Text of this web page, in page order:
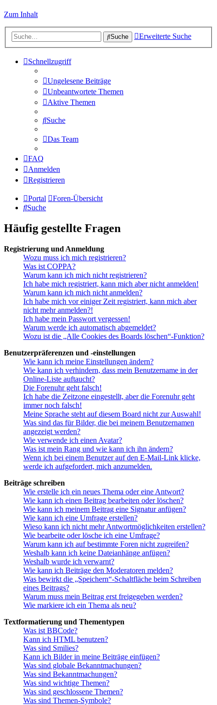
Zum Inhalt
Suche Erweiterte Suche
Schnellzugriff
Ungelesene Beiträge
Unbeantwortete Themen
Aktive Themen
Suche
Das Team
FAQ
Anmelden
Registrieren
Portal
Foren-Übersicht
Suche
Häufig gestellte Fragen
Registrierung und Anmeldung
Wozu muss ich mich registrieren?
Was ist COPPA?
Warum kann ich mich nicht registrieren?
Ich habe mich registriert, kann mich aber nicht anmelden!
Warum kann ich mich nicht anmelden?
Ich habe mich vor einiger Zeit registriert, kann mich aber
nicht mehr anmelden?!
Ich habe mein Passwort vergessen!
Warum werde ich automatisch abgemeldet?
Wozu ist die „Alle Cookies des Boards löschen“-Funktion?
Benutzerpräferenzen und -einstellungen
Wie kann ich meine Einstellungen ändern?
Wie kann ich verhindern, dass mein Benutzername in der
Online-Liste auftaucht?
Die Forenuhr geht falsch!
Ich habe die Zeitzone eingestellt, aber die Forenuhr geht
immer noch falsch!
Meine Sprache steht auf diesem Board nicht zur Auswahl!
Was sind das für Bilder, die bei meinem Benutzernamen
angezeigt werden?
Wie verwende ich einen Avatar?
Was ist mein Rang und wie kann ich ihn ändern?
Wenn ich bei einem Benutzer auf den E-Mail-Link klicke,
werde ich aufgefordert, mich anzumelden.
Beiträge schreiben
Wie erstelle ich ein neues Thema oder eine Antwort?
Wie kann ich einen Beitrag bearbeiten oder löschen?
Wie kann ich meinem Beitrag eine Signatur anfügen?
Wie kann ich eine Umfrage erstellen?
Wieso kann ich nicht mehr Antwortmöglichkeiten erstellen?
Wie bearbeite oder lösche ich eine Umfrage?
Warum kann ich auf bestimmte Foren nicht zugreifen?
Weshalb kann ich keine Dateianhänge anfügen?
Weshalb wurde ich verwarnt?
Wie kann ich Beiträge den Moderatoren melden?
Was bewirkt die „Speichern“-Schaltfläche beim Schreiben
eines Beitrags?
Warum muss mein Beitrag erst freigegeben werden?
Wie markiere ich ein Thema als neu?
Textformatierung und Thementypen
Was ist BBCode?
Kann ich HTML benutzen?
Was sind Smilies?
Kann ich Bilder in meine Beiträge einfügen?
Was sind globale Bekanntmachungen?
Was sind Bekanntmachungen?
Was sind wichtige Themen?
Was sind geschlossene Themen?
Was sind Themen-Symbole?